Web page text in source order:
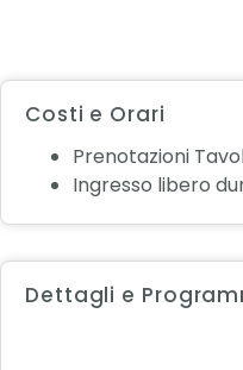
Costi e Orari
Prenotazioni
Ingresso libero
Dettagli e